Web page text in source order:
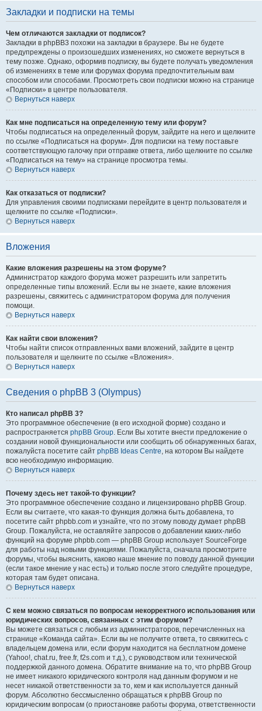
Закладки и подписки на темы
Чем отличаются закладки от подписок?
Закладки в phpBB3 похожи на закладки в браузере. Вы не будете
предупреждены о произошедших изменениях, но сможете вернуться в
тему позже. Однако, оформив подписку, вы будете получать уведомления
об изменениях в теме или форумах форума предпочтительным вам
способом или способами. Просмотреть свои подписки можно на странице
«Подписки» в центре пользователя.
Вернуться наверх
Как мне подписаться на определенную тему или форум?
Чтобы подписаться на определенный форум, зайдите на него и щелкните
по ссылке «Подписаться на форум». Для подписки на тему поставьте
соответствующую галочку при отправке ответа, либо щелкните по ссылке
«Подписаться на тему» на странице просмотра темы.
Вернуться наверх
Как отказаться от подписки?
Для управления своими подписками перейдите в центр пользователя и
щелкните по ссылке «Подписки».
Вернуться наверх
Вложения
Какие вложения разрешены на этом форуме?
Администратор каждого форума может разрешить или запретить
определенные типы вложений. Если вы не знаете, какие вложения
разрешены, свяжитесь с администратором форума для получения
помощи.
Вернуться наверх
Как найти свои вложения?
Чтобы найти список отправленных вами вложений, зайдите в центр
пользователя и щелкните по ссылке «Вложения».
Вернуться наверх
Сведения о phpBB 3 (Olympus)
Кто написал phpBB 3?
Это программное обеспечение (в его исходной форме) создано и
распространяется phpBB Group. Если Вы хотите внести предложение о
создании новой функциональности или сообщить об обнаруженных багах,
пожалуйста посетите сайт phpBB Ideas Centre, на котором Вы найдете
всю необходимую информацию.
Вернуться наверх
Почему здесь нет такой-то функции?
Это программное обеспечение создано и лицензировано phpBB Group.
Если вы считаете, что какая-то функция должна быть добавлена, то
посетите сайт phpbb.com и узнайте, что по этому поводу думает phpBB
Group. Пожалуйста, не оставляйте запросов о добавлении каких-либо
функций на форуме phpbb.com — phpBB Group использует SourceForge
для работы над новыми функциями. Пожалуйста, сначала просмотрите
форумы, чтобы выяснить, каково наше мнение по поводу данной функции
(если такое мнение у нас есть) и только после этого следуйте процедуре,
которая там будет описана.
Вернуться наверх
С кем можно связаться по вопросам некорректного использования или
юридических вопросов, связанных с этим форумом?
Вы можете связаться с любым из администраторов, перечисленных на
странице «Команда сайта». Если вы не получите ответа, то свяжитесь с
владельцем домена или, если форум находится на бесплатном домене
(Yahoo!, chat.ru, free.fr, f2s.com и т.д.), с руководством или технической
поддержкой данного домена. Обратите внимание на то, что phpBB Group
не имеет никакого юридического контроля над данным форумом и не
несет никакой ответственности за то, кем и как используется данный
форум. Абсолютно бессмысленно обращаться к phpBB Group по
юридическим вопросам (о приостановке работы форума, ответственности